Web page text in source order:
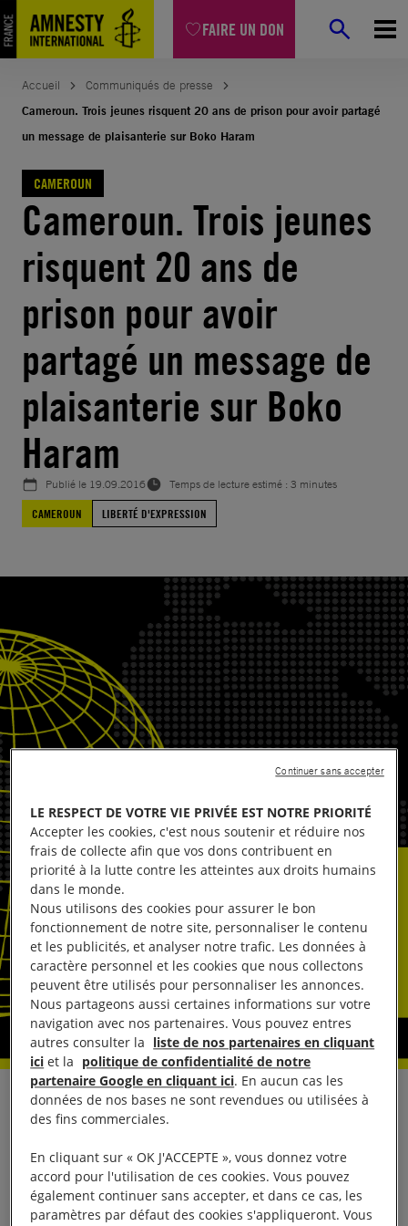
FAIRE UN DON
Aller
au
contenu
Accueil
Communiqués de presse
Cameroun. Trois jeunes risquent 20 ans de prison pour avoir partagé
un message de plaisanterie sur Boko Haram
CAMEROUN
Cameroun. Trois jeunes
risquent 20 ans de
prison pour avoir
partagé un message de
plaisanterie sur Boko
Haram
Publié le 19.09.2016
Temps de lecture estimé : 3 minutes
CAMEROUN
LIBERTÉ D'EXPRESSION
Les autorités camerounaises doivent abandonner
toutes les charges retenues contre trois jeunes qui
risquent 20 ans de prison pour avoir partagé un
message de plaisanterie portant sur le recrutement
de jeunes diplômés par Boko Haram, a déclaré
LE RESPECT DE VOTRE VIE PRIVÉE EST NOTRE PRIORITÉ
Accepter les cookies, c'est nous soutenir et réduire nos
frais de collecte afin que vos dons contribuent en
priorité à la lutte contre les atteintes aux droits humains
dans le monde.
Nous utilisons des cookies pour assurer le bon
fonctionnement de notre site, personnaliser le contenu
et les publicités, et analyser notre trafic. Les données à
caractère personnel et les cookies que nous collectons
peuvent être utilisés pour personnaliser les annonces.
Nous partageons aussi certaines informations sur votre
navigation avec nos partenaires. Vous pouvez entres
autres consulter la liste de nos partenaires en cliquant
ici et la politique de confidentialité de notre
partenaire Google en cliquant ici. En aucun cas les
données de nos bases ne sont revendues ou utilisées à
des fins commerciales.
En cliquant sur « OK J'ACCEPTE », vous donnez votre
accord pour l'utilisation de ces cookies. Vous pouvez
également continuer sans accepter, et dans ce cas, les
paramètres par défaut des cookies s'appliqueront. Vous
Continuer sans accepter